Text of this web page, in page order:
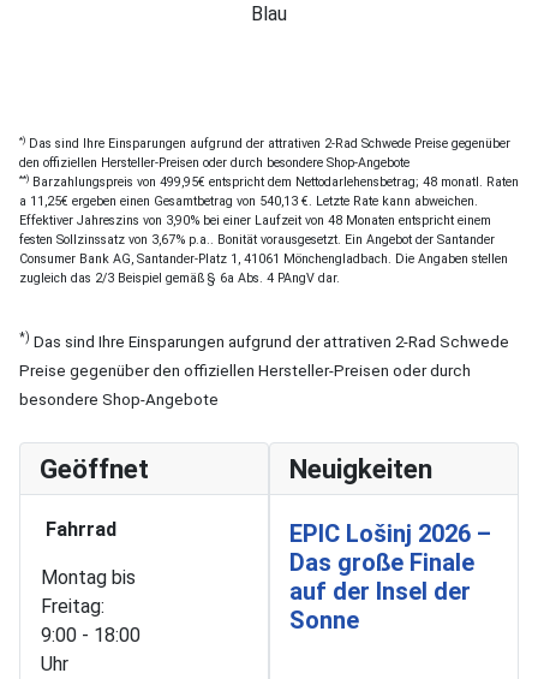
Blau
*) Das sind Ihre Einsparungen aufgrund der attrativen 2-Rad Schwede Preise gegenüber
den offiziellen Hersteller-Preisen oder durch besondere Shop-Angebote
**) Barzahlungspreis von 499,95€ entspricht dem Nettodarlehensbetrag; 48 monatl. Raten
a 11,25€ ergeben einen Gesamtbetrag von 540,13 €. Letzte Rate kann abweichen.
Effektiver Jahreszins von 3,90% bei einer Laufzeit von 48 Monaten entspricht einem
festen Sollzinssatz von 3,67% p.a.. Bonität vorausgesetzt. Ein Angebot der Santander
Consumer Bank AG, Santander-Platz 1, 41061 Mönchengladbach. Die Angaben stellen
zugleich das 2/3 Beispiel gemäß § 6a Abs. 4 PAngV dar.
*) Das sind Ihre Einsparungen aufgrund der attrativen 2-Rad Schwede
Preise gegenüber den offiziellen Hersteller-Preisen oder durch
besondere Shop-Angebote
Geöffnet
Fahrrad
Montag bis
Freitag:
9:00 - 18:00
Uhr
Neuigkeiten
EPIC Lošinj 2026 –
Das große Finale
auf der Insel der
Sonne